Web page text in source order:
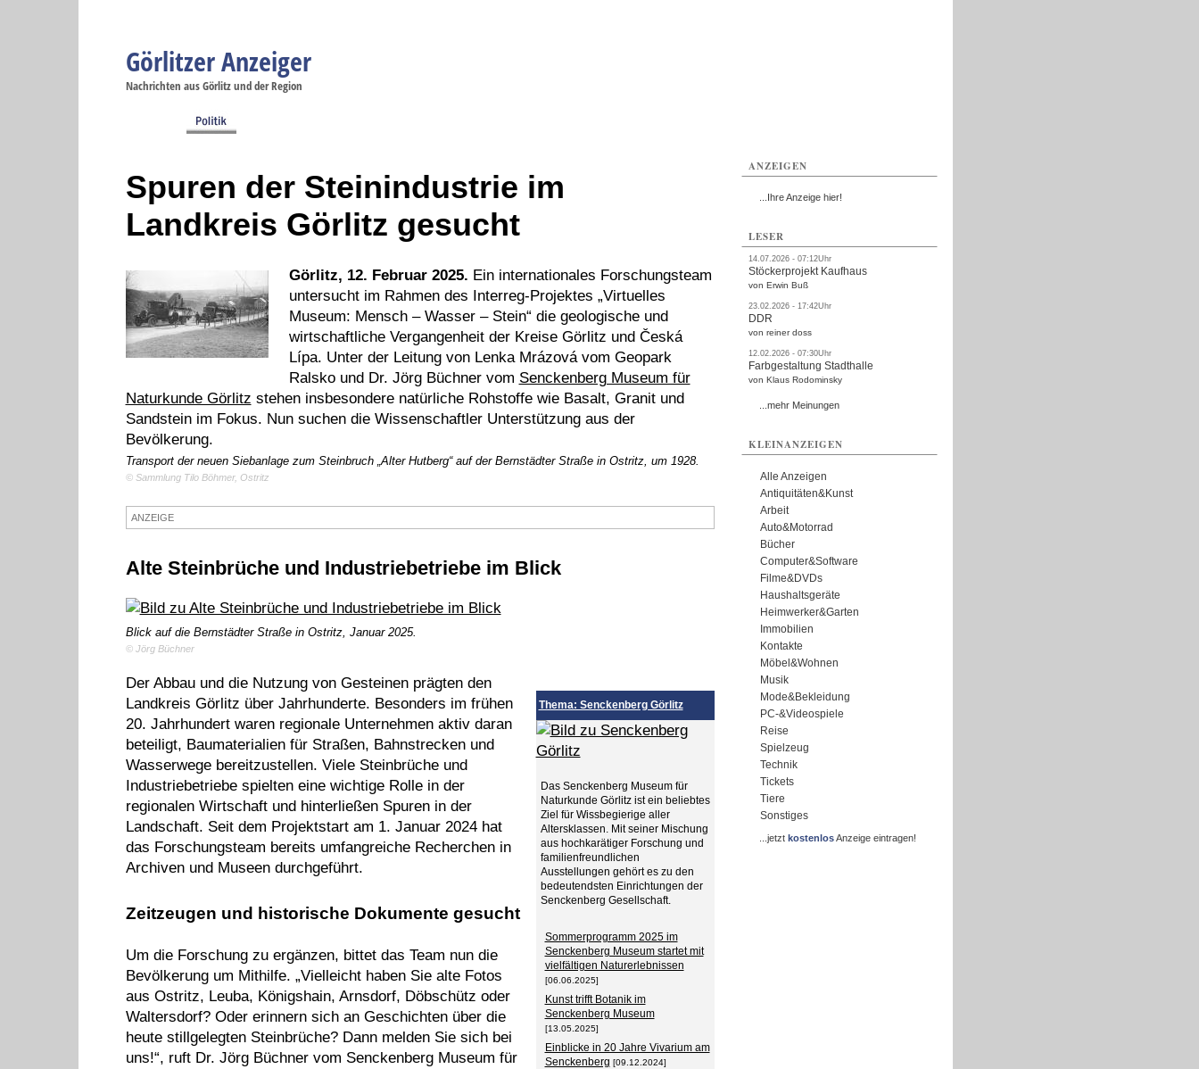
Görlitzer Anzeiger
Nachrichten aus Görlitz und der Region
Spuren der Steinindustrie im
Landkreis Görlitz gesucht
Görlitz, 12. Februar 2025. Ein internationales Forschungsteam
untersucht im Rahmen des Interreg-Projektes „Virtuelles
Museum: Mensch – Wasser – Stein“ die geologische und
wirtschaftliche Vergangenheit der Kreise Görlitz und Česká
Lípa. Unter der Leitung von Lenka Mrázová vom Geopark
Ralsko und Dr. Jörg Büchner vom Senckenberg Museum für
Naturkunde Görlitz stehen insbesondere natürliche Rohstoffe wie Basalt, Granit und
Sandstein im Fokus. Nun suchen die Wissenschaftler Unterstützung aus der
Bevölkerung.
Transport der neuen Siebanlage zum Steinbruch „Alter Hutberg“ auf der Bernstädter Straße in Ostritz, um 1928.
© Sammlung Tilo Böhmer, Ostritz
ANZEIGE
Alte Steinbrüche und Industriebetriebe im Blick
Blick auf die Bernstädter Straße in Ostritz, Januar 2025.
© Jörg Büchner
Thema: Senckenberg Görlitz
Das Senckenberg Museum für
Naturkunde Görlitz ist ein beliebtes
Ziel für Wissbegierige aller
Altersklassen. Mit seiner Mischung
aus hochkarätiger Forschung und
familienfreundlichen
Ausstellungen gehört es zu den
bedeutendsten Einrichtungen der
Senckenberg Gesellschaft.
Sommerprogramm 2025 im
Senckenberg Museum startet mit
vielfältigen Naturerlebnissen
[06.06.2025]
Kunst trifft Botanik im
Senckenberg Museum
[13.05.2025]
Einblicke in 20 Jahre Vivarium am
Senckenberg [09.12.2024]
Der Abbau und die Nutzung von Gesteinen prägten den
Landkreis Görlitz über Jahrhunderte. Besonders im frühen
20. Jahrhundert waren regionale Unternehmen aktiv daran
beteiligt, Baumaterialien für Straßen, Bahnstrecken und
Wasserwege bereitzustellen. Viele Steinbrüche und
Industriebetriebe spielten eine wichtige Rolle in der
regionalen Wirtschaft und hinterließen Spuren in der
Landschaft. Seit dem Projektstart am 1. Januar 2024 hat
das Forschungsteam bereits umfangreiche Recherchen in
Archiven und Museen durchgeführt.
Zeitzeugen und historische Dokumente gesucht
Um die Forschung zu ergänzen, bittet das Team nun die
Bevölkerung um Mithilfe. „Vielleicht haben Sie alte Fotos
aus Ostritz, Leuba, Königshain, Arnsdorf, Döbschütz oder
Waltersdorf? Oder erinnern sich an Geschichten über die
heute stillgelegten Steinbrüche? Dann melden Sie sich bei
uns!“, ruft Dr. Jörg Büchner vom Senckenberg Museum für
ANZEIGEN
...Ihre Anzeige hier!
LESER
14.07.2026 - 07:12Uhr
Stöckerprojekt Kaufhaus
von Erwin Buß
23.02.2026 - 17:42Uhr
DDR
von reiner doss
12.02.2026 - 07:30Uhr
Farbgestaltung Stadthalle
von Klaus Rodominsky
...mehr Meinungen
KLEINANZEIGEN
Alle Anzeigen
Antiquitäten&Kunst
Arbeit
Auto&Motorrad
Bücher
Computer&Software
Filme&DVDs
Haushaltsgeräte
Heimwerker&Garten
Immobilien
Kontakte
Möbel&Wohnen
Musik
Mode&Bekleidung
PC-&Videospiele
Reise
Spielzeug
Technik
Tickets
Tiere
Sonstiges
...jetzt kostenlosAnzeige eintragen!